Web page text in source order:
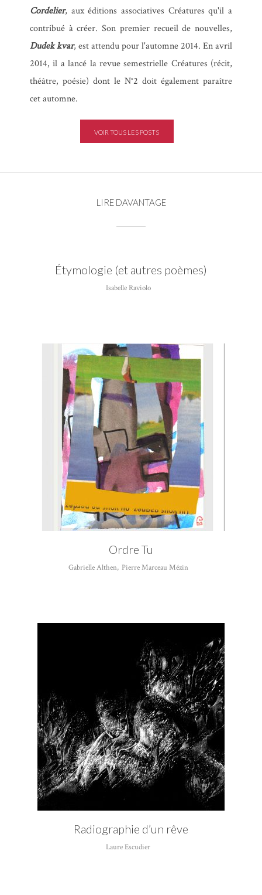
Cordelier, aux éditions associatives Créatures qu'il a
contribué à créer. Son premier recueil de nouvelles,
Dudek kvar, est attendu pour l'automne 2014. En avril
2014, il a lancé la revue semestrielle Créatures (récit,
théâtre, poésie) dont le N°2 doit également paraître
cet automne.
VOIR TOUS LES POSTS
LIRE DAVANTAGE
Étymologie (et autres poèmes)
Isabelle Raviolo
Ordre Tu
Gabrielle Althen, Pierre Marceau Mézin
Radiographie d’un rêve
Laure Escudier